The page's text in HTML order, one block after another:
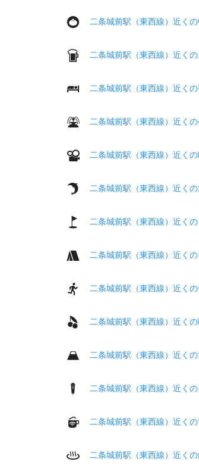
二条城前駅（東西線）近く
二条城前駅（東西線）近く
二条城前駅（東西線）近く
二条城前駅（東西線）近く
二条城前駅（東西線）近く
二条城前駅（東西線）近く
二条城前駅（東西線）近く
二条城前駅（東西線）近く
二条城前駅（東西線）近く
二条城前駅（東西線）近く
二条城前駅（東西線）近く
二条城前駅（東西線）近く
二条城前駅（東西線）近く
二条城前駅（東西線）近く